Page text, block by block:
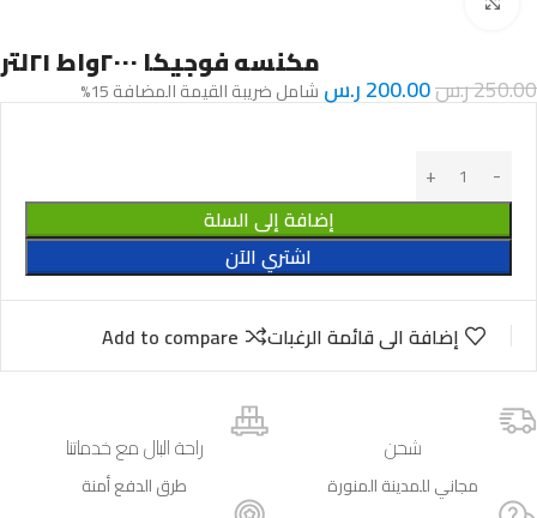
مكنسه فوجيكا ٢٠٠٠واط ٢١لتر
250.00ر.س200.00ر.س شامل ضريبة القيمة المضافة 15%
إضافة إلى السلة
اشتري الآن
إضافة الى قائمة الرغبات Add to compare
شحن
مجاني للمدينة المنورة
راحة البال مع خدماتنا
طرق الدفع أمنة